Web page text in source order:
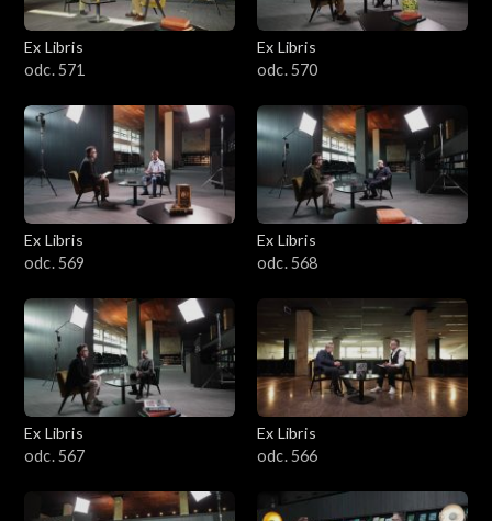
Ex Libris
odc. 571
Ex Libris
odc. 570
Ex Libris
odc. 569
Ex Libris
odc. 568
Ex Libris
odc. 567
Ex Libris
odc. 566